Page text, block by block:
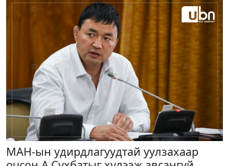
МАН-ын удирдлагуудтай уулзахаар